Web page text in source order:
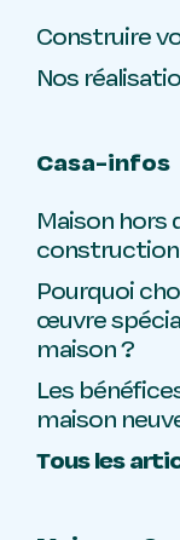
Construire
Nos
Casa-infos
Maison hors
construction
Pourquoi
œuvre
maison ?
Les
maison
Tous les